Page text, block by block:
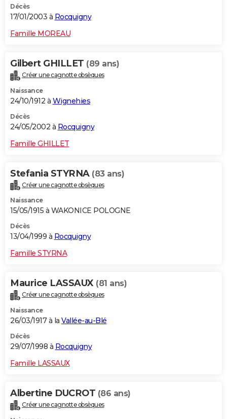
Décès
17/01/2003 à Rocquigny
Famille MOREAU
Gilbert GHILLET (89 ans)
Créer une cagnotte obsèques
Naissance
24/10/1912 à Wignehies
Décès
24/05/2002 à Rocquigny
Famille GHILLET
Stefania STYRNA (83 ans)
Créer une cagnotte obsèques
Naissance
15/05/1915 à WAKONICE POLOGNE
Décès
13/04/1999 à Rocquigny
Famille STYRNA
Maurice LASSAUX (81 ans)
Créer une cagnotte obsèques
Naissance
26/03/1917 à la Vallée-au-Blé
Décès
29/07/1998 à Rocquigny
Famille LASSAUX
Albertine DUCROT (86 ans)
Créer une cagnotte obsèques